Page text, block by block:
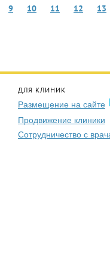
9 10 11 12 13
ДЛЯ КЛИНИК
Размещение на сайте
Продвижение клиники
Сотрудничество с